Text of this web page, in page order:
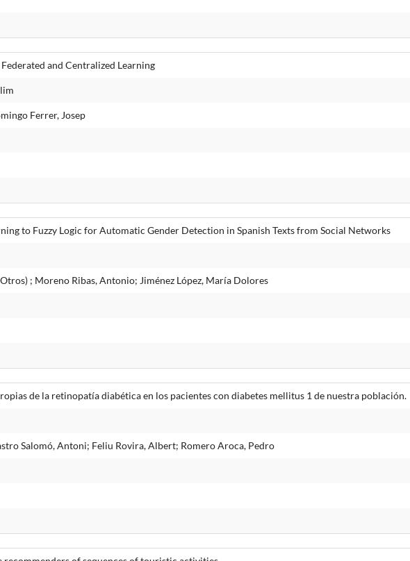
and Centralized Learning
Ferrer, Josep
to Fuzzy Logic for Automatic Gender Detection in Spanish Texts from Social Networks
; Moreno Ribas, Antonio; Jiménez López, María Dolores
de la retinopatía diabética en los pacientes con diabetes mellitus 1 de nuestra población.
Salomó, Antoni; Feliu Rovira, Albert; Romero Aroca, Pedro